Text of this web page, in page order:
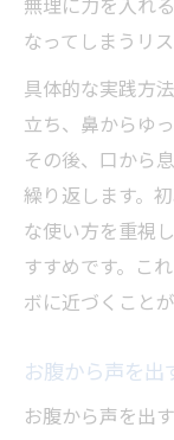
無理に力を入れ
なってしまうリ
具体的な実践方
立ち、鼻からゆ
その後、口から
繰り返します。
な使い方を重視
すすめです。こ
ボに近づくことが
お腹から声を出
お腹から声を出